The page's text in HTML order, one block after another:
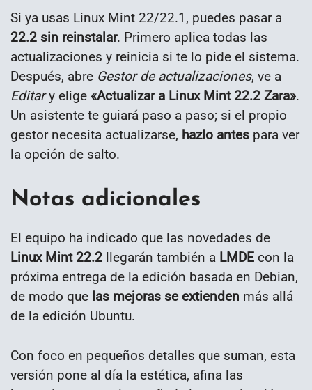
Si ya usas Linux Mint 22/22.1, puedes pasar a
22.2 sin reinstalar. Primero aplica todas las
actualizaciones y reinicia si te lo pide el sistema.
Después, abre Gestor de actualizaciones, ve a
Editary elige «Actualizar a Linux Mint 22.2 Zara».
Un asistente te guiará paso a paso; si el propio
gestor necesita actualizarse, hazlo antes para ver
la opción de salto.
Notas adicionales
El equipo ha indicado que las novedades de
Linux Mint 22.2 llegarán también a LMDE con la
próxima entrega de la edición basada en Debian,
de modo que las mejoras se extienden más allá
de la edición Ubuntu.
Con foco en pequeños detalles que suman, esta
versión pone al día la estética, afina las